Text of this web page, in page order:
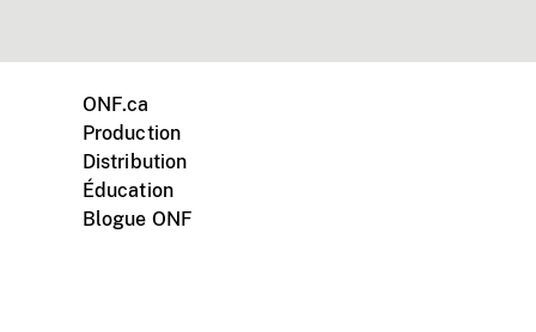
ONF.ca
Production
Distribution
Éducation
Blogue ONF